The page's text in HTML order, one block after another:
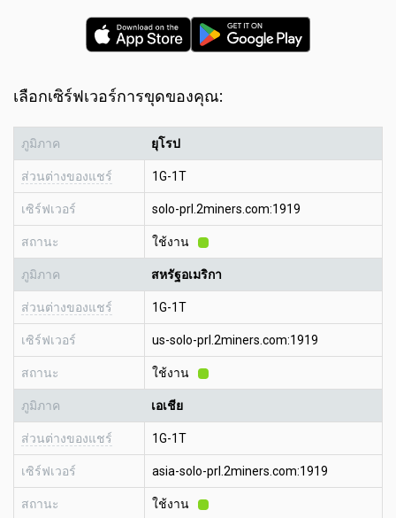
เลือกเซิร์ฟเวอร์การขุดของคุณ:
ภูมิภาค ยุโรป
ส่วนต่างของแชร์ 1G-1T
เซิร์ฟเวอร์ solo-prl.2miners.com:1919
สถานะ ใช้งาน
ภูมิภาค สหรัฐอเมริกา
ส่วนต่างของแชร์ 1G-1T
เซิร์ฟเวอร์ us-solo-prl.2miners.com:1919
สถานะ ใช้งาน
ภูมิภาค เอเชีย
ส่วนต่างของแชร์ 1G-1T
เซิร์ฟเวอร์ asia-solo-prl.2miners.com:1919
สถานะ ใช้งาน